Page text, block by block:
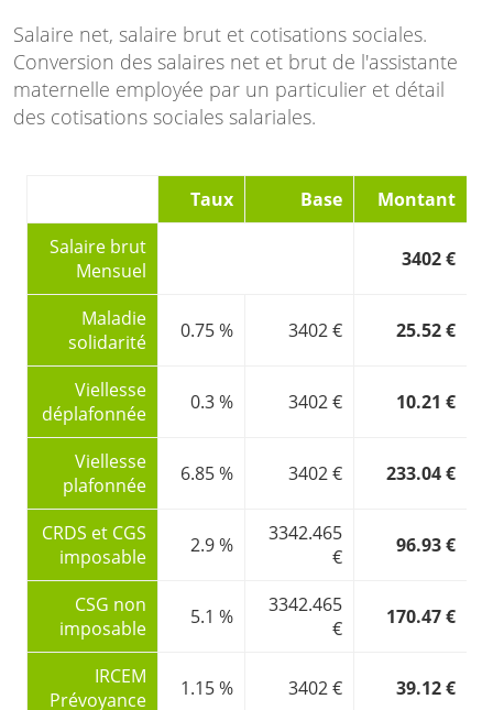
Salaire net, salaire brut et cotisations sociales.
Conversion des salaires net et brut de l'assistante
maternelle employée par un particulier et détail
des cotisations sociales salariales.
Taux Base
Montant
Salaire brut
Mensuel
3402 €
Maladie
solidarité
0.75 % 3402 € 25.52 €
Viellesse
déplafonnée
0.3 % 3402 € 10.21 €
Viellesse
plafonnée
6.85 % 3402 € 233.04 €
CRDS et CGS
imposable
2.9 %
3342.465
€
96.93 €
CSG non
imposable
5.1 %
3342.465
€
170.47 €
IRCEM
Prévoyance
1.15 % 3402 € 39.12 €